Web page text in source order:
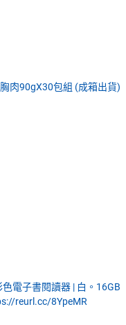
肉90gX30包組 (成箱出貨)
電子書閱讀器 | 白。16GB
reurl.cc/8YpeMR